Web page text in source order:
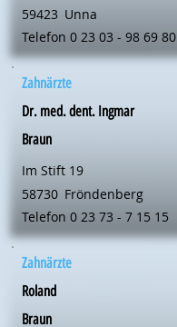
59423 Unna
Telefon 0 23 03 - 98 69 80
Zahnärzte
Dr. med. dent. Ingmar
Braun
Im Stift 19
58730 Fröndenberg
Telefon 0 23 73 - 7 15 15
Zahnärzte
Roland
Braun